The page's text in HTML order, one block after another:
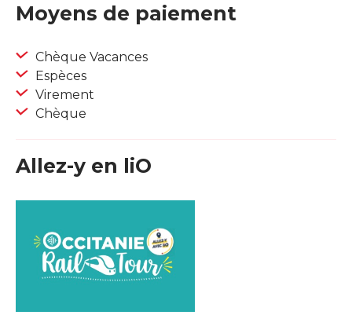
Moyens de paiement
Chèque Vacances
Espèces
Virement
Chèque
Allez-y en liO